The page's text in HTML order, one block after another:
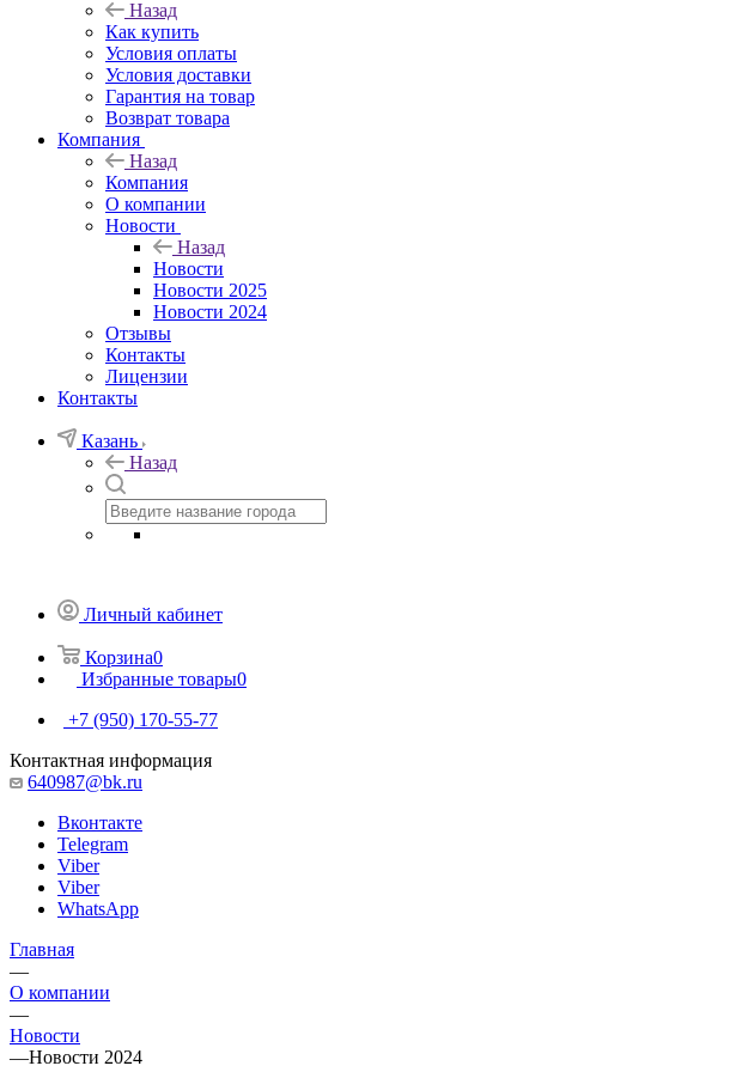
Назад
Как купить
Условия оплаты
Условия доставки
Гарантия на товар
Возврат товара
Компания
Назад
Компания
О компании
Новости
Назад
Новости
Новости 2025
Новости 2024
Отзывы
Контакты
Лицензии
Контакты
Казань
Назад
Личный кабинет
Корзина0
Избранные товары0
+7 (950) 170-55-77
Контактная информация
640987@bk.ru
Вконтакте
Telegram
Viber
Viber
WhatsApp
Главная
—
О компании
—
Новости
—Новости 2024